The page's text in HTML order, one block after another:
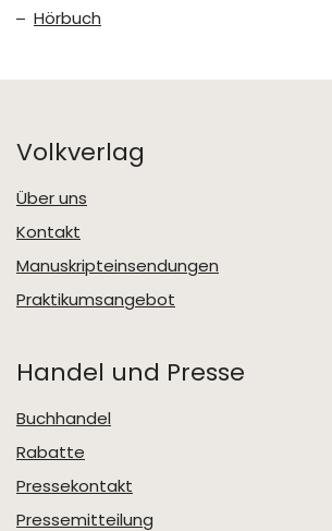
Hörbuch
Volkverlag
Über uns
Kontakt
Manuskripteinsendungen
Praktikumsangebot
Handel und Presse
Buchhandel
Rabatte
Pressekontakt
Pressemitteilung